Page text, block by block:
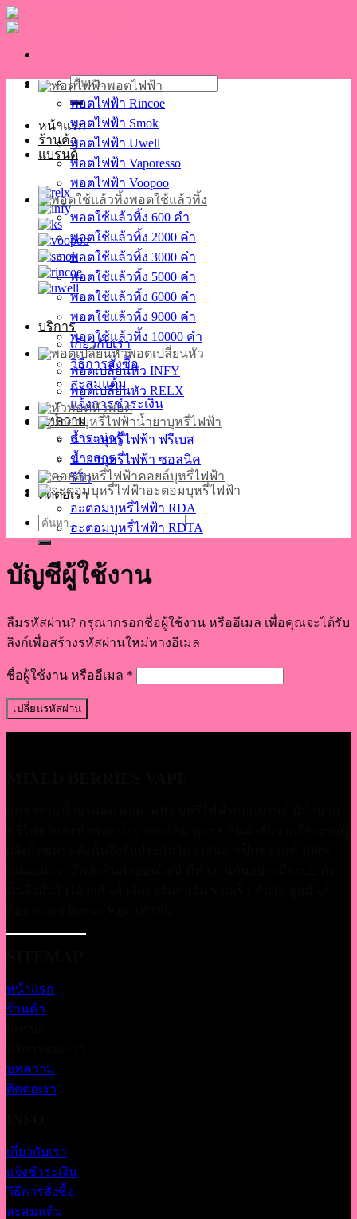
Skip
to
ค้นหา:
หน้าแรก
ร้านค้า
แบรนด์
บริการ
เกี่ยวกับเรา
วิธีการสั่งซื้อ
สะสมแต้ม
แจ้งการชำระเงิน
บทความ
สาระน่ารู้
ข่าวสาร
รีวิว
ติดต่อเรา
ค้นหา:
พอตไฟฟ้า
พอตไฟฟ้า Rincoe
พอตไฟฟ้า Smok
พอตไฟฟ้า Uwell
พอตไฟฟ้า Vaporesso
พอตไฟฟ้า Voopoo
พอตใช้แล้วทิ้ง
พอตใช้แล้วทิ้ง 600 คำ
พอตใช้แล้วทิ้ง 2000 คำ
พอตใช้แล้วทิ้ง 3000 คำ
พอตใช้แล้วทิ้ง 5000 คำ
พอตใช้แล้วทิ้ง 6000 คำ
พอตใช้แล้วทิ้ง 9000 คำ
พอตใช้แล้วทิ้ง 10000 คำ
พอตเปลี่ยนหัว
พอตเปลี่ยนหัว INFY
พอตเปลี่ยนหัว RELX
หัวพอต
น้ำยาบุหรี่ไฟฟ้า
น้ำยาบุหรี่ไฟฟ้า ฟรีเบส
น้ำยาบุหรี่ไฟฟ้า ซอลนิค
คอยล์บุหรี่ไฟฟ้า
อะตอมบุหรี่ไฟฟ้า
อะตอมบุหรี่ไฟฟ้า RDA
อะตอมบุหรี่ไฟฟ้า RDTA
บัญชีผู้ใช้งาน
ลืมรหัสผ่าน? กรุณากรอกชื่อผู้ใช้งาน หรืออีเมล เพื่อคุณจะได้รับ
ลิงก์เพื่อสร้างรหัสผ่านใหม่ทางอีเมล
ชื่อผู้ใช้งาน หรืออีเมล *
เปลี่ยนรหัสผ่าน
หน้าแรก
ร้านค้า
บทความ
ติดต่อเรา
เกี่ยวกับเรา
แจ้งชำระเงิน
วิธีการสั่งซื้อ
สะสมแต้ม